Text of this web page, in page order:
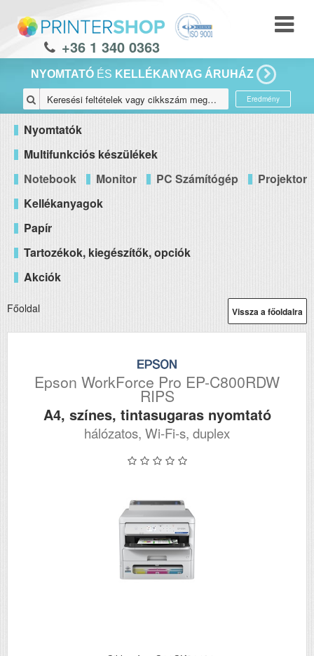
+36 1 340 0363
NYOMTATÓ ÉS KELLÉKANYAG ÁRUHÁZ
Eredmény
Nyomtatók
Multifunkciós készülékek
Notebook
Monitor PC Számítógép
Projektor
Kellékanyagok
Papír
Tartozékok, kiegészítők, opciók
Akciók
Vissza a főoldalra
Főoldal
Epson WorkForce Pro EP-C800RDW
RIPS
A4, színes, tintasugaras nyomtató
hálózatos, Wi-Fi-s, duplex